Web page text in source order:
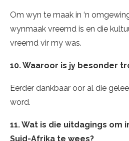
Om wyn te maak in ‘n
wynmaak vreemd is en die
vreemd vir my was.
10. Waaroor is jy besonder
Eerder dankbaar oor al die
word.
11. Wat is die uitdagings om
Suid-Afrika te wees?